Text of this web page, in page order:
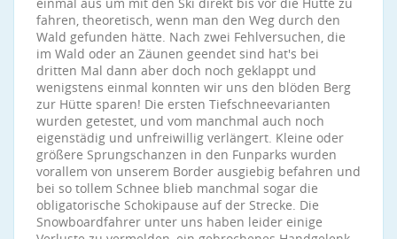
fahren, theoretisch, wenn man den Weg durch den
Wald gefunden hätte. Nach zwei Fehlversuchen, die
im Wald oder an Zäunen geendet sind hat's bei
dritten Mal dann aber doch noch geklappt und
wenigstens einmal konnten wir uns den blöden Berg
zur Hütte sparen! Die ersten Tiefschneevarianten
wurden getestet, und vom manchmal auch noch
eigenstädig und unfreiwillig verlängert. Kleine oder
größere Sprungschanzen in den Funparks wurden
vorallem von unserem Border ausgiebig befahren und
bei so tollem Schnee blieb manchmal sogar die
obligatorische Schokipause auf der Strecke. Die
Snowboardfahrer unter uns haben leider einige